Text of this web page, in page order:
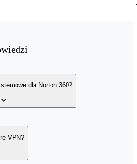
dla Norton 360?
10 (wszystkie wersje), Windows 8/
uruchamianych z poziomu
VPN?